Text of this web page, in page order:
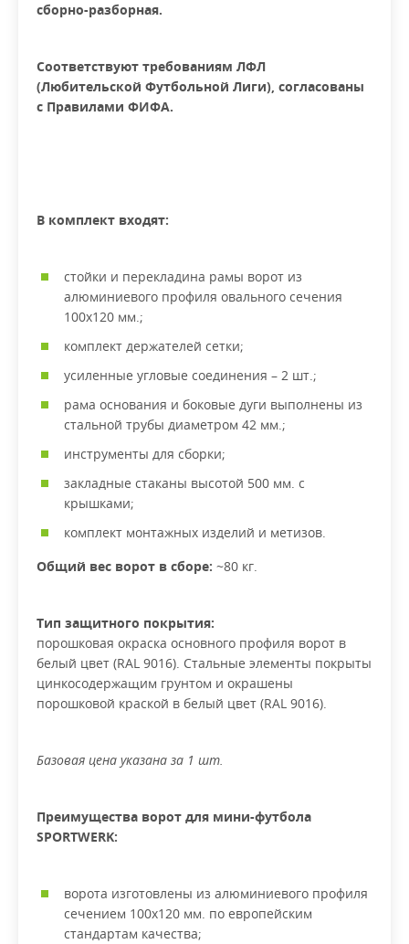
сборно-разборная.
Соответствуют требованиям ЛФЛ
(Любительской Футбольной Лиги), согласованы
с Правилами ФИФА.
В комплект входят:
стойки и перекладина рамы ворот из
алюминиевого профиля овального сечения
100х120 мм.;
комплект держателей сетки;
усиленные угловые соединения – 2 шт.;
рама основания и боковые дуги выполнены из
стальной трубы диаметром 42 мм.;
инструменты для сборки;
закладные стаканы высотой 500 мм. с
крышками;
комплект монтажных изделий и метизов.
Общий вес ворот в сборе: ~80 кг.
Тип защитного покрытия:
порошковая окраска основного профиля ворот в
белый цвет (RAL 9016). Стальные элементы покрыты
цинкосодержащим грунтом и окрашены
порошковой краской в белый цвет (RAL 9016).
Базовая цена указана за 1 шт.
Преимущества ворот для мини-футбола
SPORTWERK:
ворота изготовлены из алюминиевого профиля
сечением 100х120 мм. по европейским
стандартам качества;